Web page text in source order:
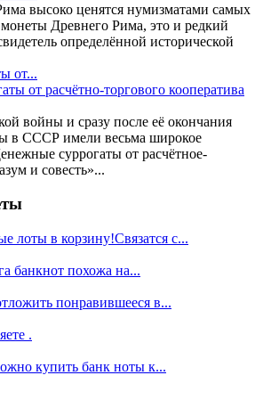
высоко ценятся нумизматами самых
Древнего Рима, это и редкий
определённой исторической
от...
войны и сразу после её окончания
в СССР имели весьма широкое
суррогаты от расчётное-
и совесть»...
лоты в корзину!Связатся с...
банкнот похожа на...
понравившееся в...
.
купить банк ноты к...